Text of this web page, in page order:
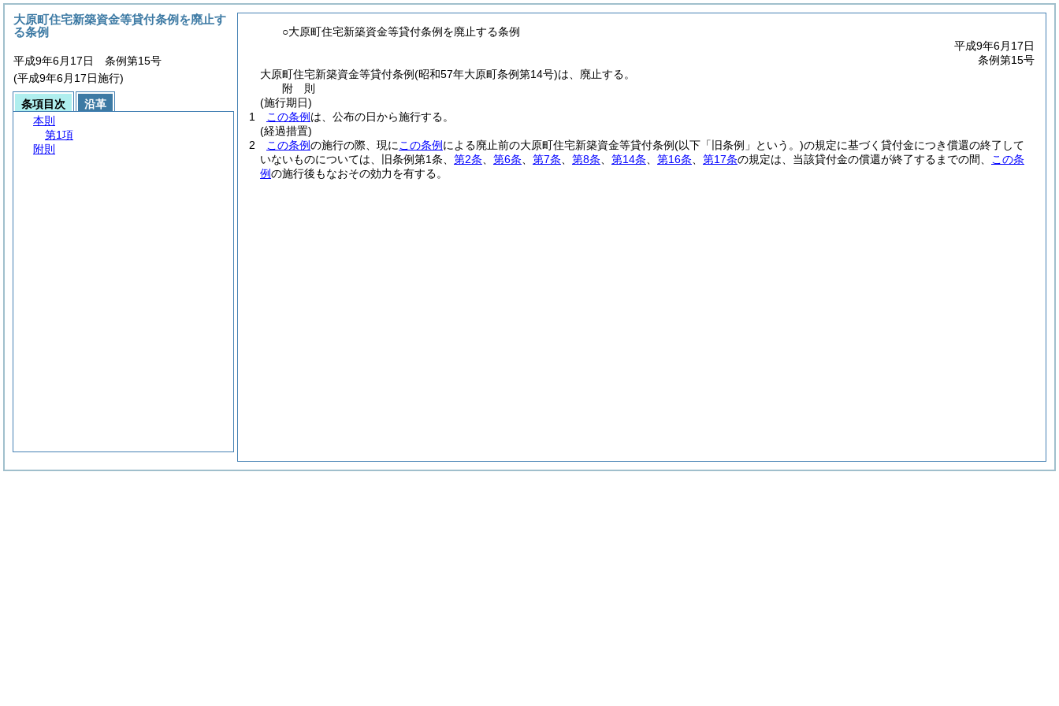
○大原町住宅新築資金等貸付条例を廃止する条例
平成9年6月17日
条例第15号
大原町住宅新築資金等貸付条例(昭和57年大原町条例第14号)は、廃止する。
附 則
(施行期日)
1
この条例 は、公布の日から施行する。
(経過措置)
2
この条例の施行の際、現に この条例 による廃止前の大原町住宅新築資金等貸付条例(以下「旧条例」という。)の規定に基づく貸付金につき償還の終了して
いないものについては、旧条例第1条、 第2条 第6条 第7条 第8条 第14条 第16条 第17条の規定は、当該貸付金の償還が終了するまでの間、
この条
例の施行後もなおその効力を有する。
大原町住宅新築資金等貸付条例を廃止す
る条例
平成9年6月17日 条例第15号
(平成9年6月17日施行)
条項目次
沿革
本則
第1項
附則